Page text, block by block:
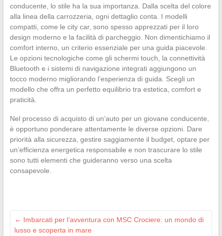
conducente, lo stile ha la sua importanza. Dalla scelta del colore
alla linea della carrozzeria, ogni dettaglio conta. I modelli
compatti, come le city car, sono spesso apprezzati per il loro
design moderno e la facilità di parcheggio. Non dimentichiamo il
comfort interno, un criterio essenziale per una guida piacevole.
Le opzioni tecnologiche come gli schermi touch, la connettività
Bluetooth e i sistemi di navigazione integrati aggiungono un
tocco moderno migliorando l’esperienza di guida. Scegli un
modello che offra un perfetto equilibrio tra estetica, comfort e
praticità.
Nel processo di acquisto di un’auto per un giovane conducente,
è opportuno ponderare attentamente le diverse opzioni. Dare
priorità alla sicurezza, gestire saggiamente il budget, optare per
un’efficienza energetica responsabile e non trascurare lo stile
sono tutti elementi che guideranno verso una scelta
consapevole.
← Imbarcati per l’avventura con MSC Crociere: un mondo di
lusso e scoperta in mare